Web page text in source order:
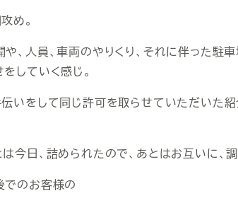
め。
、人員、車両のやりくり、それに伴った駐
していく感じ。
いをして同じ許可を取らせていただいた
今日、詰められたので、あとはお互いに、
でのお客様の